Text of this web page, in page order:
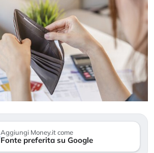
Aggiungi Money.it come
Fonte preferita su Google